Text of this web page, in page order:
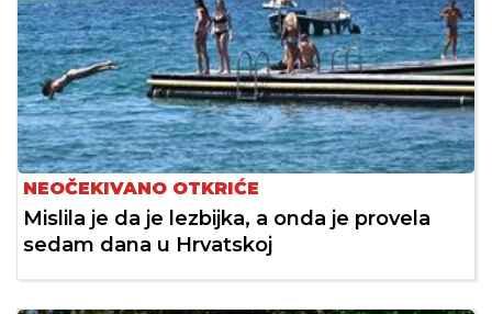
NEOČEKIVANO OTKRIĆE
Mislila je da je lezbijka, a onda je provela
sedam dana u Hrvatskoj